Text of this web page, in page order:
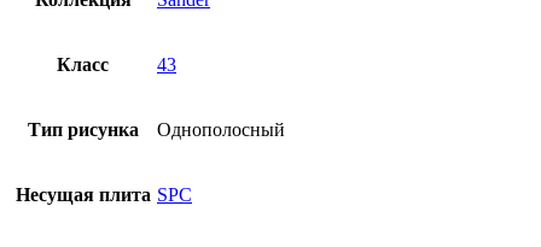
Класс 43
Тип рисунка Однополосный
Несущая плита SPC